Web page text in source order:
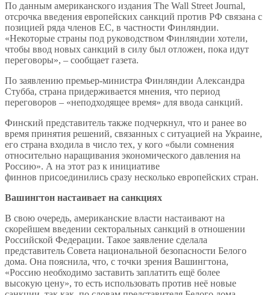
По данным американского издания The Wall Street Journal,
отсрочка введения европейских санкций против РФ связана с
позицией ряда членов ЕС, в частности Финляндии.
«Некоторые страны под руководством Финляндии хотели,
чтобы ввод новых санкций в силу был отложен, пока идут
переговоры», – сообщает газета.
По заявлению премьер-министра Финляндии Александра
Стубба, страна придерживается мнения, что период
переговоров – «неподходящее время» для ввода санкций.
Финский представитель также подчеркнул, что и ранее во
время принятия решений, связанных с ситуацией на Украине,
его страна входила в число тех, у кого «были сомнения
относительно наращивания экономического давления на
Россию». А на этот раз к инициативе
финнов присоединились сразу несколько европейских стран.
Вашингтон настаивает на санкциях
В свою очередь, американские власти настаивают на
скорейшем введении секторальных санкций в отношении
Российской Федерации. Такое заявление сделала
представитель Совета национальной безопасности Белого
дома. Она пояснила, что, с точки зрения Вашингтона,
«Россию необходимо заставить заплатить ещё более
высокую цену», то есть использовать против неё новые